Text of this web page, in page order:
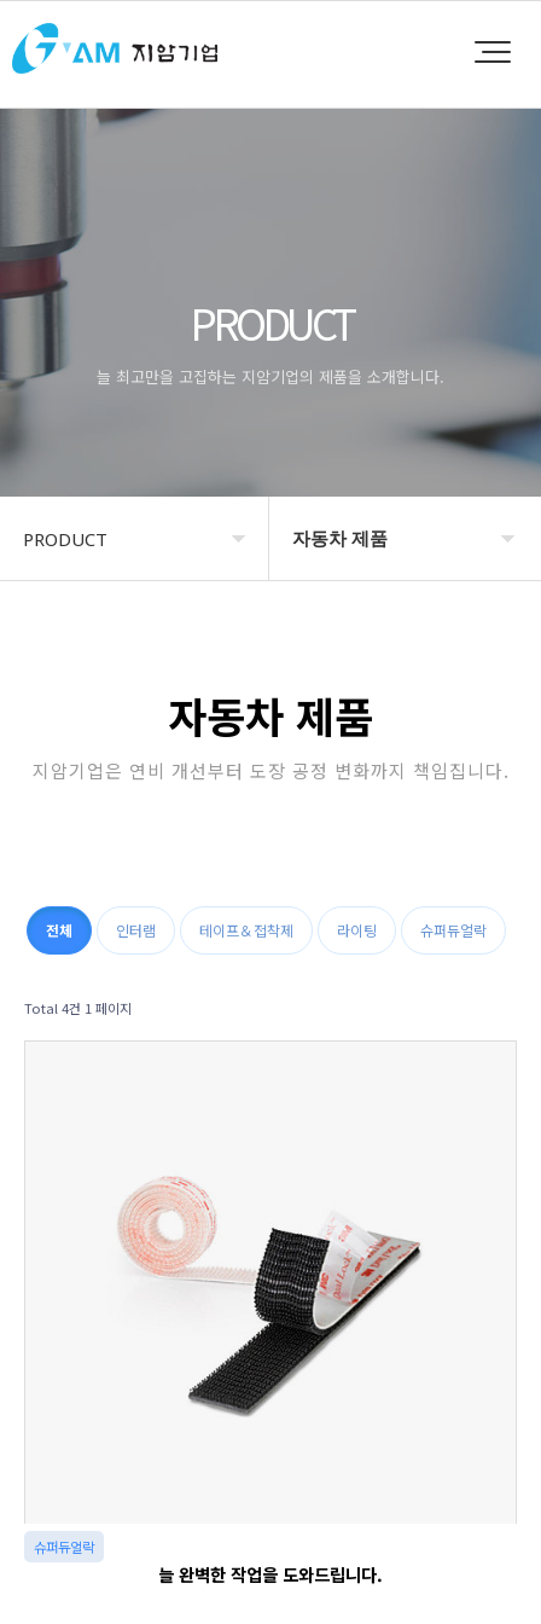
PRODUCT
늘 최고만을 고집하는 지암기업의 제품을 소개합니다.
PRODUCT
고객지원
자동차 제품
정수 필터
업소용 위생 제품
판촉/특판 제품
자동차 제품
지암기업은 연비 개선부터 도장 공정 변화까지 책임집니다.
전체 인터램 테이프＆접착제 라이팅 슈퍼듀얼락
Total 4건 1 페이지
슈퍼듀얼락
늘 완벽한 작업을 도와드립니다.